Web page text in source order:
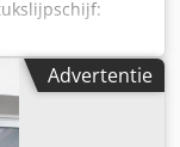
mm
kg
Advertentie